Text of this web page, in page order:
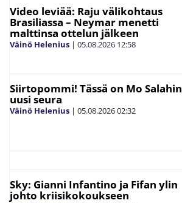
Video leviää: Raju välikohtaus
Brasiliassa – Neymar menetti
malttinsa ottelun jälkeen
Väinö Helenius | 05.08.2026 12:58
Siirtopommi! Tässä on Mo Salahin
uusi seura
Väinö Helenius | 05.08.202602:32
Sky: Gianni Infantino ja Fifan ylin
johto kriisikokoukseen